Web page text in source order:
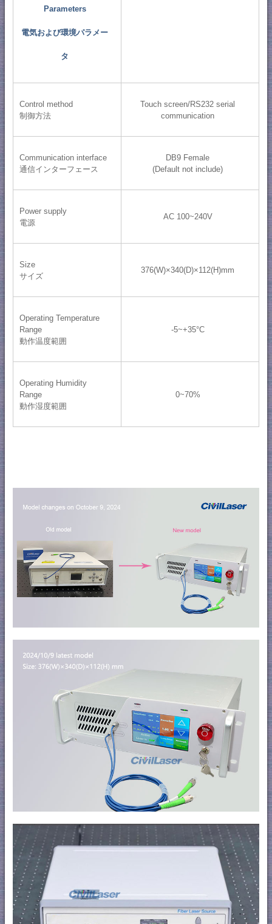
Parameters
電気および環境パラメー
タ
Control method
制御方法
Touch screen/RS232 serial
communication
Communication interface
通信インターフェース
DB9 Female
(Default not include)
Power supply
電源
AC 100~240V
Size
サイズ
376(W)×340(D)×112(H)mm
Operating Temperature
Range
動作温度範囲
-5~+35°C
Operating Humidity
Range
動作湿度範囲
0~70%